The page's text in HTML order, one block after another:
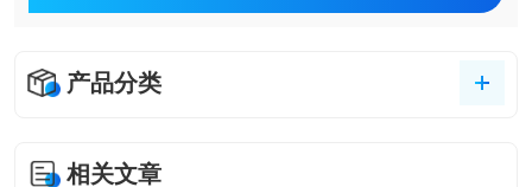
产品分类
相关文章